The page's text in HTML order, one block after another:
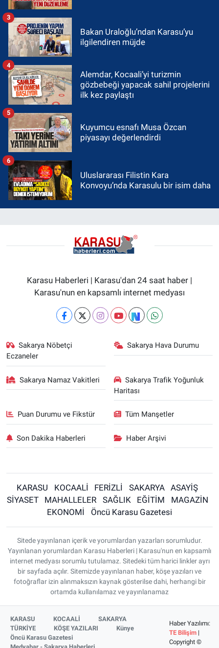
Bakan Uraloğlu’ndan Karasu’yu
ilgilendiren müjde
3
Alemdar, Kocaali’yi turizmin
gözbebeği yapacak sahil projelerini
ilk kez paylaştı
4
Kuyumcu esnafı Musa Özcan
piyasayı değerlendirdi
5
Uluslararası Filistin Kara
Konvoyu’nda Karasulu bir isim daha
6
Karasu Haberleri | Karasu'dan 24 saat haber |
Karasu'nun en kapsamlı internet medyası
Sakarya Nöbetçi
Eczaneler
Sakarya Hava Durumu
Sakarya Namaz Vakitleri
Sakarya Trafik Yoğunluk
Haritası
Puan Durumu ve Fikstür Tüm Manşetler
Son Dakika Haberleri Haber Arşivi
KARASU KOCAALİ FERİZLİ SAKARYA
ASAYİŞ
SİYASET
MAHALLELER SAĞLIK EĞİTİM
MAGAZİN
EKONOMİ
Öncü Karasu Gazetesi
Sitede yayınlanan içerik ve yorumlardan yazarları sorumludur.
Yayınlanan yorumlardan Karasu Haberleri | Karasu'nun en kapsamlı
internet medyası sorumlu tutulamaz. Sitedeki tüm harici linkler ayrı
bir sayfada açılır. Sitemizde yayınlanan haber, köşe yazıları ve
fotoğraflar izin alınmaksızın kaynak gösterilse dahi, herhangi bir
ortamda kullanılamaz ve yayınlanamaz
KARASU KOCAALİ
SAKARYA
TÜRKİYE
KÖŞE YAZILARI
Künye
Öncü Karasu Gazetesi
Haber Yazılımı:
TE Bilişim|
Copyright ©